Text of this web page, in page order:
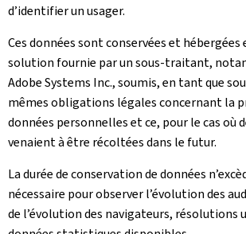
d’identifier un usager.
Ces données sont conservées et hébergées
solution fournie par un sous-traitant,
Adobe Systems Inc., soumis, en tant que
mêmes obligations légales concernant la
données personnelles et ce, pour le cas où
venaient à être récoltées dans le futur.
La durée de conservation de données
nécessaire pour observer l’évolution des
de l’évolution des navigateurs, résolutions